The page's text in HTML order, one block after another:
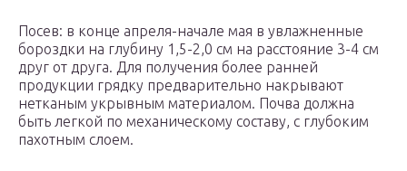
Посев: в конце апреля-начале мая в увлажненные
бороздки на глубину 1,5-2,0 см на расстояние 3-4 см
друг от друга. Для получения более ранней
продукции грядку предварительно накрывают
нетканым укрывным материалом. Почва должна
быть легкой по механическому составу, с глубоким
пахотным слоем.